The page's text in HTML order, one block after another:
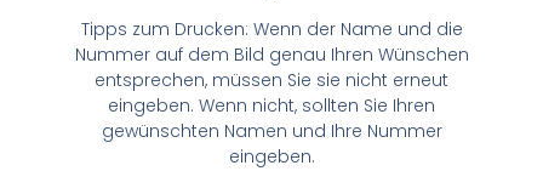
Tipps zum Drucken: Wenn der Name und die
Nummer auf dem Bild genau Ihren Wünschen
entsprechen, müssen Sie sie nicht erneut
eingeben. Wenn nicht, sollten Sie Ihren
gewünschten Namen und Ihre Nummer
eingeben.